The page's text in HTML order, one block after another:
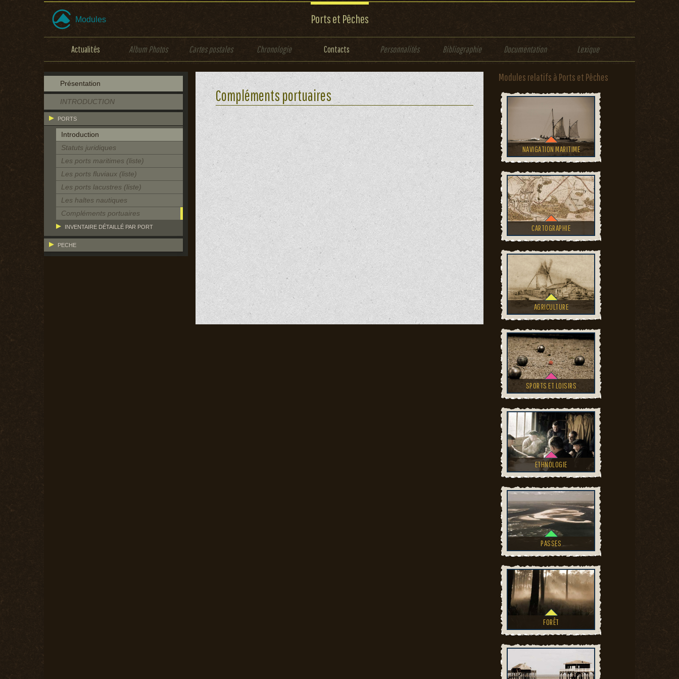
Modules Ports et Pêches
Actualités Album Photos Cartes postales Chronologie Contacts Personnalités Bibliographie Documentation Lexique
Présentation
INTRODUCTION
PORTS
Introduction
Statuts juridiques
Les ports maritimes (liste)
Les ports fluviaux (liste)
Les ports lacustres (liste)
Les haltes nautiques
Compléments portuaires
INVENTAIRE DÉTAILLÉ PAR PORT
PECHE
Compléments portuaires
Modules relatifs à Ports et Pêches
NAVIGATION MARITIME
CARTOGRAPHIE
AGRICULTURE
SPORTS ET LOISIRS
ETHNOLOGIE
PASSES
FORÊT